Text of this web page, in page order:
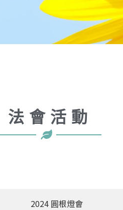
法會活動
2024 圓根燈會